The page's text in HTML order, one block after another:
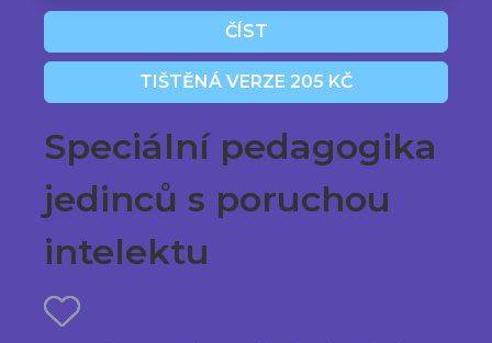
ČÍST
TIŠTĚNÁ VERZE 205 KČ
Speciální pedagogika
jedinců s poruchou
intelektu